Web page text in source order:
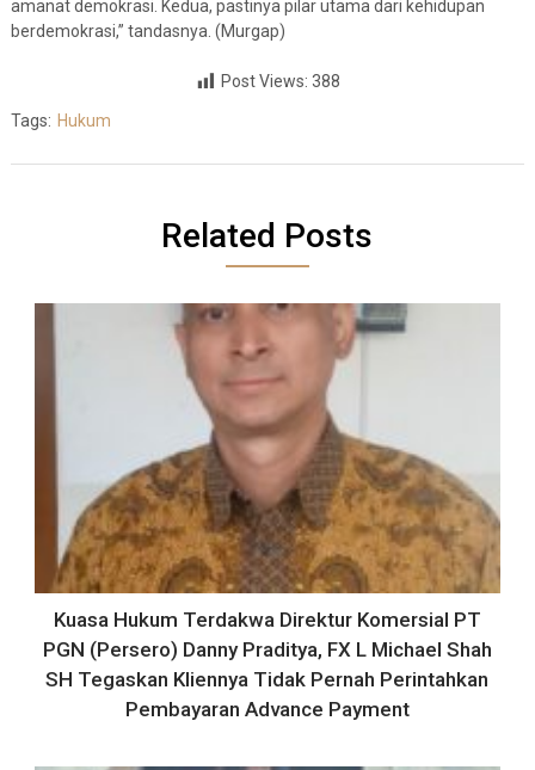
amanat demokrasi. Kedua, pastinya pilar utama dari kehidupan
berdemokrasi,” tandasnya. (Murgap)
Post Views: 388
Tags: Hukum
Related Posts
Kuasa Hukum Terdakwa Direktur Komersial PT
PGN (Persero) Danny Praditya, FX L Michael Shah
SH Tegaskan Kliennya Tidak Pernah Perintahkan
Pembayaran Advance Payment